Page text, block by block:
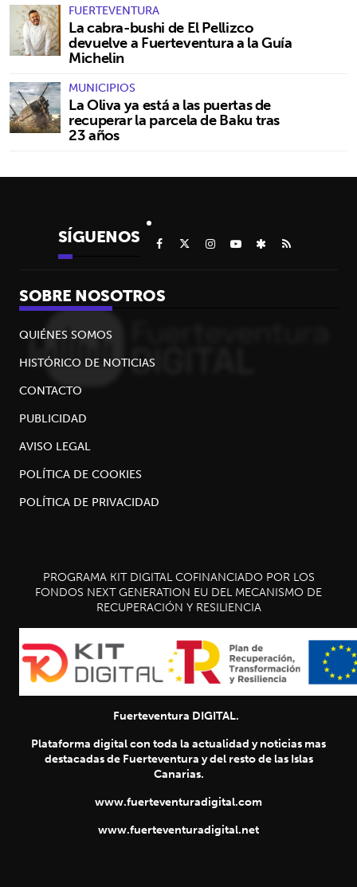
FUERTEVENTURA
La cabra-bushi de El Pellizco
devuelve a Fuerteventura a la Guía
Michelin
MUNICIPIOS
La Oliva ya está a las puertas de
recuperar la parcela de Baku tras
23 años
SÍGUENOS
SOBRE NOSOTROS
QUIÉNES SOMOS
HISTÓRICO DE NOTICIAS
CONTACTO
PUBLICIDAD
AVISO LEGAL
POLÍTICA DE COOKIES
POLÍTICA DE PRIVACIDAD
PROGRAMA KIT DIGITAL COFINANCIADO POR LOS
FONDOS NEXT GENERATION EU DEL MECANISMO DE
RECUPERACIÓN Y RESILIENCIA
Fuerteventura DIGITAL.
Plataforma digital con toda la actualidad y noticias mas
destacadas de Fuerteventura y del resto de las Islas
Canarias.
www.fuerteventuradigital.com
www.fuerteventuradigital.net